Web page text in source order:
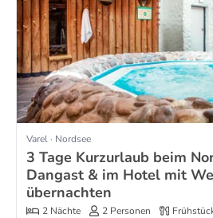
Varel · Nordsee
3 Tage Kurzurlaub beim
Dangast & im Hotel mit
übernachten
2 Nächte 2 Personen